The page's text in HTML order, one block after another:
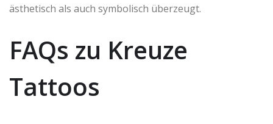
ästhetisch als auch symbolisch überzeugt.
FAQs zu Kreuze
Tattoos